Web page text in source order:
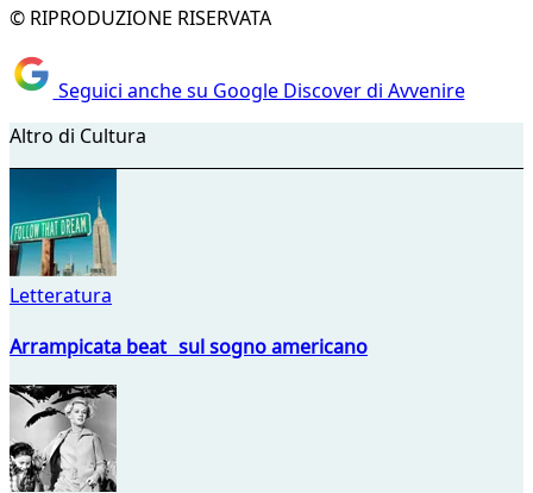
© RIPRODUZIONE RISERVATA
Seguici anche su Google Discover di Avvenire
Altro di Cultura
Letteratura
Arrampicata beat sul sogno americano